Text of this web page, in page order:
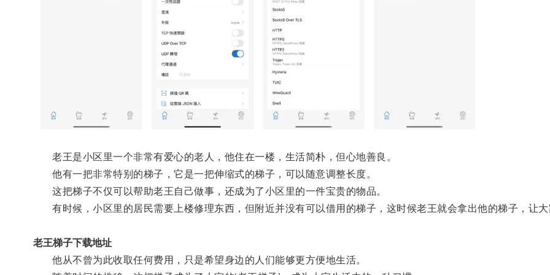
老王是小区里一个非常有爱心的老人，他住在一楼，生活简朴，但心地善良。
他有一把非常特别的梯子，它是一把伸缩式的梯子，可以随意调整长度。
这把梯子不仅可以帮助老王自己做事，还成为了小区里的一件宝贵的物品。
有时候，小区里的居民需要上楼修理东西，但附近并没有可以借用的梯子，这时候老王就会拿出他的梯子，让
老王梯子下载地址
他从不曾为此收取任何费用，只是希望身边的人们能够更方便地生活。